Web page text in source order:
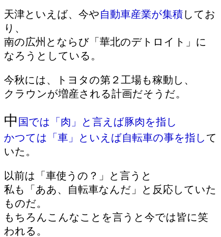
天津といえば、今や自動車産業が集積してお
り、
南の広州とならび「華北のデトロイト」に
なろうとしている。
今秋には、トヨタの第２工場も稼動し、
クラウンが増産される計画だそうだ。
中 国では「肉」と言えば豚肉を指し
かつては「車」といえば自転車の事を指し て
いた。
以前は「車使うの？」と言うと
私も「ああ、自転車なんだ」と反応していた
ものだ。
もちろんこんなことを言うと今では皆に笑
われる。